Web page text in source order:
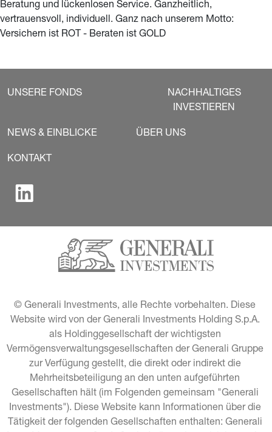
Beratung und lückenlosen Service. Ganzheitlich,
vertrauensvoll, individuell. Ganz nach unserem Motto:
Versichern ist ROT - Beraten ist GOLD
UNSERE FONDS
NACHHALTIGES
INVESTIEREN
NEWS & EINBLICKE ÜBER UNS
KONTAKT
© Generali Investments, alle Rechte vorbehalten. Diese
Website wird von der Generali Investments Holding S.p.A.
als Holdinggesellschaft der wichtigsten
Vermögensverwaltungsgesellschaften der Generali Gruppe
zur Verfügung gestellt, die direkt oder indirekt die
Mehrheitsbeteiligung an den unten aufgeführten
Gesellschaften hält (im Folgenden gemeinsam "Generali
Investments"). Diese Website kann Informationen über die
Tätigkeit der folgenden Gesellschaften enthalten: Generali